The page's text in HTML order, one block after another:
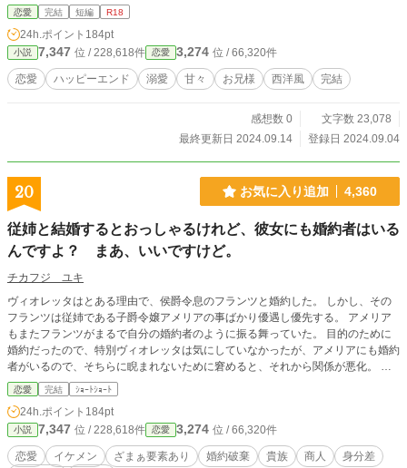
恋愛 完結 短編 R18
24h.ポイント 184pt
小説 7,347 位 / 228,618件 恋愛 3,274 位 / 66,320件
恋愛 ハッピーエンド 溺愛 甘々 お兄様 西洋風 完結
感想数 0
文字数 23,078
最終更新日 2024.09.14
登録日 2024.09.04
20 お気に入り追加 4,360
従姉と結婚するとおっしゃるけれど、彼女にも婚約者はいる
んですよ？ まあ、いいですけど。
チカフジ ユキ
ヴィオレッタはとある理由で、侯爵令息のフランツと婚約した。 しかし、その
フランツは従姉である子爵令嬢アメリアの事ばかり優遇し優先する。 アメリア
もまたフランツがまるで自分の婚約者のように振る舞っていた。 目的のために
婚約だったので、特別ヴィオレッタは気にしていなかったが、アメリアにも婚約
者がいるので、そちらに睨まれないために窘めると、それから関係が悪化。 フ
ランツは、アメリアとの関係について口をだすヴィオレッタを疎ましく思い、ア
メリアは気に食わない婚約者の事を口に出すヴィオレッタを嫌い、ことあるごと
にフランツとの関係にマウントをとって来る。 そんな二人に辟易としながら過
ごした一年後、そこで二人は盛大にやらかしてくれた。
恋愛 完結 ｼｮｰﾄｼｮｰﾄ
24h.ポイント 184pt
小説 7,347 位 / 228,618件 恋愛 3,274 位 / 66,320件
恋愛 イケメン ざまぁ要素あり 婚約破棄 貴族 商人
身分差